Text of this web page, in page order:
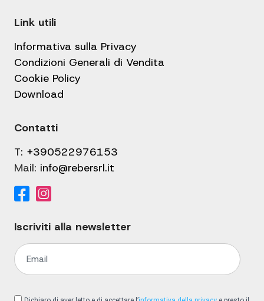
Link utili
Informativa sulla Privacy
Condizioni Generali di Vendita
Cookie Policy
Download
Contatti
T: +390522976153
Mail: info@rebersrl.it
Iscriviti alla newsletter